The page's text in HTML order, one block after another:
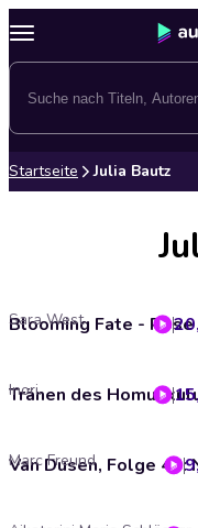
Startseite Julia Bautz
Sara West
Inori.
Marc Freund